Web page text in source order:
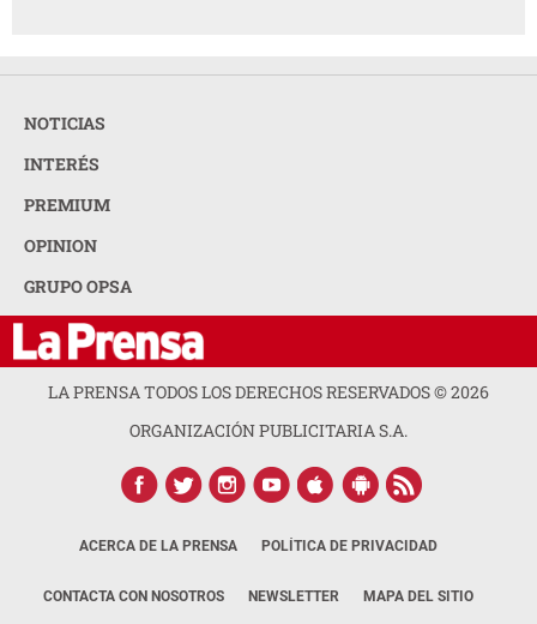
NOTICIAS
INTERÉS
PREMIUM
OPINION
GRUPO OPSA
LA PRENSA TODOS LOS DERECHOS RESERVADOS ©2026
ORGANIZACIÓN PUBLICITARIA S.A.
ACERCA DE LA PRENSA POLÍTICA DE PRIVACIDAD
CONTACTA CON NOSOTROS NEWSLETTER MAPA DEL SITIO